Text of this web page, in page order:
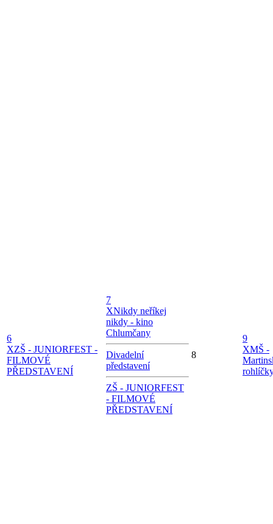
6
XZŠ - JUNIORFEST -
FILMOVÉ
PŘEDSTAVENÍ
7
XNikdy neříkej
nikdy - kino
Chlumčany
Divadelní
představení
ZŠ - JUNIORFEST
- FILMOVÉ
PŘEDSTAVENÍ
8
9
XMŠ -